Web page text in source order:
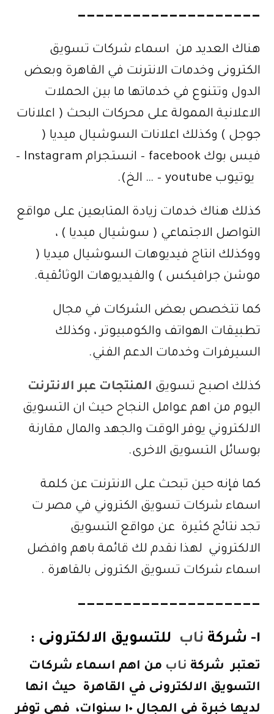
————————————————————
هناك العديد من اسماء شركات تسويق
الكترونى وخدمات الانترنت في القاهرة وبعض
الدول وتتنوع في خدماتها ما بين الحملات
الاعلانية الممولة على محركات البحث ( اعلانات
جوجل ) وكذلك اعلانات السوشيال ميديا (
فيس بوك facebook – انستجرام Instagram –
يوتيوب youtube – … الخ).
كذلك هناك خدمات زيادة المتابعين على مواقع
التواصل الاجتماعي ( سوشيال ميديا ) ،
ووكذلك انتاج فيديوهات السوشيال ميديا (
موشن جرافيكس ) والفيديوهات الوثائقية.
كما تتخصص بعض الشركات في مجال
تطبيقات الهواتف والكومبيوتر ، وكذلك
السيرفرات وخدمات الدعم الفني.
كذلك اصبح تسويق المنتجات عبر الانترنت
اليوم من اهم عوامل النجاح حيث ان التسويق
الالكتروني يوفر الوقت والجهد والمال مقارنة
بوسائل التسويق الاخرى.
كما فإنه حين تبحث على الانترنت عن كلمة
اسماء شركات تسويق الكتروني في مصر ت
تجد نتائج كثيرة عن مواقع التسويق
الالكتروني لهذا نقدم لك قائمة باهم وافضل
اسماء شركات تسويق الكترونى بالقاهرة .
————————————————————
١- شركة ناب للتسويق الالكترونى :
تعتبر شركة ناب من اهم اسماء شركات
التسويق الالكترونى في القاهرة حيث انها
لديها خبرة في المجال ١٠ سنوات، فهي
توفر